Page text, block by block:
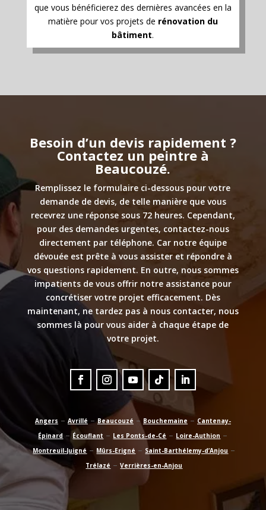
que vous bénéficierez des dernières avancées en la
matière pour vos projets de rénovation du
bâtiment.
Besoin d’un devis rapidement ?
Contactez un peintre à
Beaucouzé.
Remplissez le formulaire ci-dessous pour votre
demande de devis, de telle manière que vous
recevrez une réponse sous 72 heures. Cependant,
pour des demandes urgentes, contactez-nous
directement par téléphone. Car notre équipe
dévouée est prête à vous assister et répondre à
vos questions rapidement. En outre, nous sommes
impatients de vous offrir notre assistance pour
concrétiser votre projet efficacement. Dès
maintenant, ne tardez pas à nous contacter, nous
sommes là pour vous aider à chaque étape de
votre projet.
Angers – Avrillé –Beaucouzé – Bouchemaine – Cantenay-
Épinard – Écouflant – Les Ponts-de-Cé – Loire-Authion –
Montreuil-Juigné – Mûrs-Erigné – Saint-Barthélemy-d’Anjou –
Trélazé –Verrières-en-Anjou